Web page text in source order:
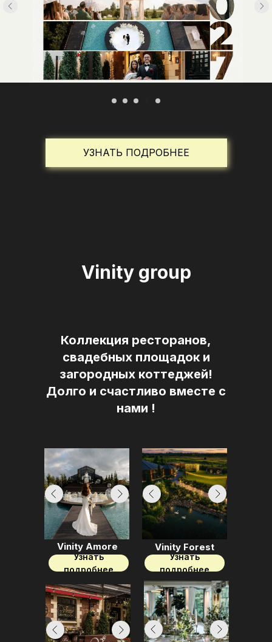
УЗНАТЬ ПОДРОБНЕЕ
Vinity group
Коллекция ресторанов,
свадебных площадок и
загородных коттеджей!
Долго и счастливо вместе с
нами !
Vinity Amore Vinity Forest
Узнать
подробнее
Узнать
подробнее